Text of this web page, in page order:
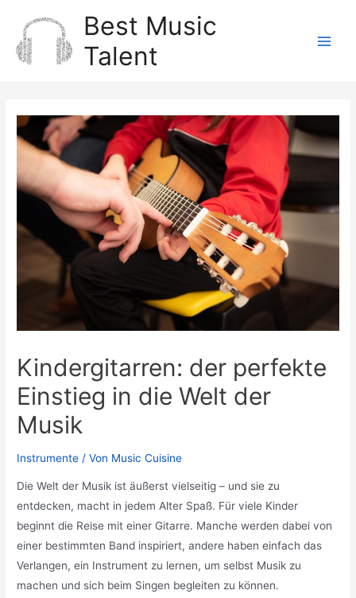
Inhalt
springen
Best Music
Talent
Kindergitarren: der perfekte
Einstieg in die Welt der
Musik
Instrumente / Von Music Cuisine
Die Welt der Musik ist äußerst vielseitig – und sie zu
entdecken, macht in jedem Alter Spaß. Für viele Kinder
beginnt die Reise mit einer Gitarre. Manche werden dabei von
einer bestimmten Band inspiriert, andere haben einfach das
Verlangen, ein Instrument zu lernen, um selbst Musik zu
machen und sich beim Singen begleiten zu können.